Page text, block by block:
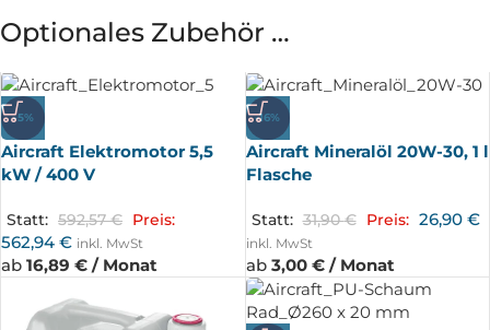
Optionales Zubehör …
-5%
Aircraft Elektromotor 5,5
kW / 400 V
Statt: 592,57€ Preis:
562,94 € inkl. MwSt
ab 16,89 € / Monat
-16%
Aircraft Mineralöl 20W-30, 1 l
Flasche
Statt: 31,90€ Preis: 26,90 €
inkl. MwSt
ab 3,00 € / Monat